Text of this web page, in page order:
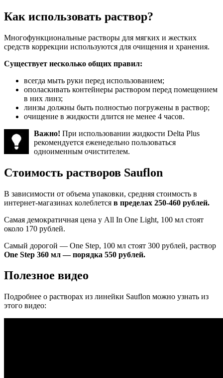
Как использовать раствор?
Многофункциональные растворы для мягких и жестких
средств коррекции используются для очищения и хранения.
Существует несколько общих правил:
всегда мыть руки перед использованием;
ополаскивать контейнеры раствором перед помещением
в них линз;
линзы должны быть полностью погружены в раствор;
очищение в жидкости длится не менее 4 часов.
Важно! При использовании жидкости Delta Plus
рекомендуется еженедельно пользоваться
одноименным очистителем.
Стоимость растворов Sauflon
В зависимости от объема упаковки, средняя стоимость в
интернет-магазинах колеблется в пределах 250-460 рублей.
Самая демократичная цена у All In One Light, 100 мл стоят
около 170 рублей.
Самый дорогой — One Step, 100 мл стоят 300 рублей, раствор
One Step 360 мл — порядка 550 рублей.
Полезное видео
Подробнее о растворах из линейки Sauflon можно узнать из
этого видео: